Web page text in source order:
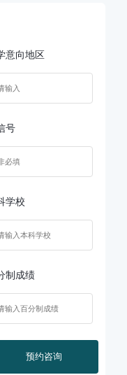
意向地区
号
学校
制成绩
预约咨询